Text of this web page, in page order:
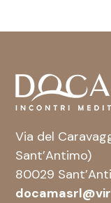
Via del
Sant’Antimo)
80029